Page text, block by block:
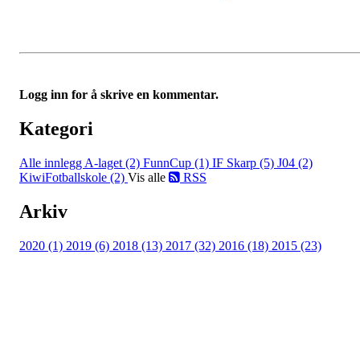
Logg inn for å skrive en kommentar.
Kategori
Alle innlegg A-laget (2) FunnCup (1) IF Skarp (5) J04 (2)
KiwiFotballskole (2) Vis alle RSS
Arkiv
2020 (1) 2019 (6) 2018 (13) 2017 (32) 2016 (18) 2015 (23)